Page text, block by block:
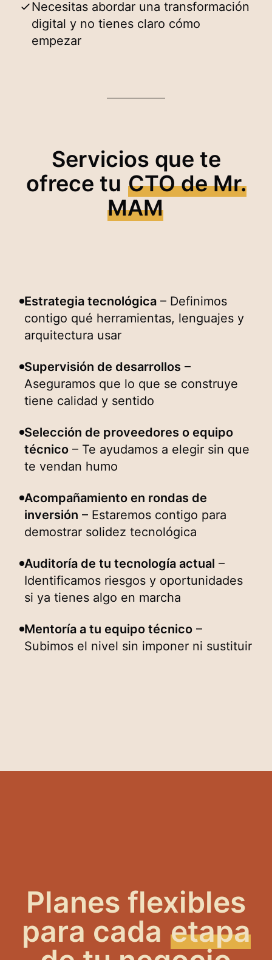
Necesitas abordar una transformación
digital y no tienes claro cómo
empezar
Servicios que te
ofrece tu CTO de Mr.
MAM
Estrategia tecnológica – Definimos
contigo qué herramientas, lenguajes y
arquitectura usar
Supervisión de desarrollos –
Aseguramos que lo que se construye
tiene calidad y sentido
Selección de proveedores o equipo
técnico – Te ayudamos a elegir sin que
te vendan humo
Acompañamiento en rondas de
inversión – Estaremos contigo para
demostrar solidez tecnológica
Auditoría de tu tecnología actual –
Identificamos riesgos y oportunidades
si ya tienes algo en marcha
Mentoría a tu equipo técnico –
Subimos el nivel sin imponer ni sustituir
Planes flexibles
para cada etapa